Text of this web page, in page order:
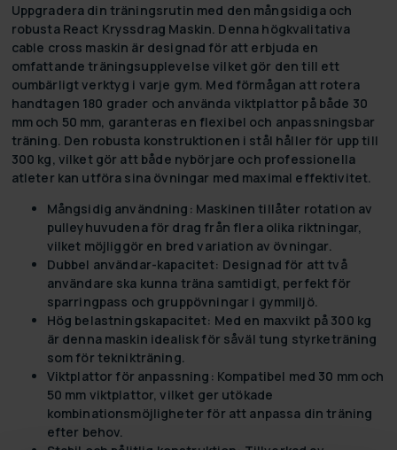
Uppgradera din träningsrutin med den mångsidiga och
robusta React Kryssdrag Maskin. Denna högkvalitativa
cable cross maskin är designad för att erbjuda en
omfattande träningsupplevelse vilket gör den till ett
oumbärligt verktyg i varje gym. Med förmågan att rotera
handtagen 180 grader och använda viktplattor på både 30
mm och 50 mm, garanteras en flexibel och anpassningsbar
träning. Den robusta konstruktionen i stål håller för upp till
300 kg, vilket gör att både nybörjare och professionella
atleter kan utföra sina övningar med maximal effektivitet.
Mångsidig användning: Maskinen tillåter rotation av
pulleyhuvudena för drag från flera olika riktningar,
vilket möjliggör en bred variation av övningar.
Dubbel användar-kapacitet: Designad för att två
användare ska kunna träna samtidigt, perfekt för
sparringpass och gruppövningar i gymmiljö.
Hög belastningskapacitet: Med en maxvikt på 300 kg
är denna maskin idealisk för såväl tung styrketräning
som för teknikträning.
Viktplattor för anpassning: Kompatibel med 30 mm och
50 mm viktplattor, vilket ger utökade
kombinationsmöjligheter för att anpassa din träning
efter behov.